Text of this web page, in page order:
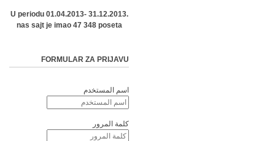
U periodu 01.04.2013- 31.12.2013.
nas sajt je imao 47 348 poseta
FORMULAR ZA PRIJAVU
اسم المستخدم
كلمة المرور